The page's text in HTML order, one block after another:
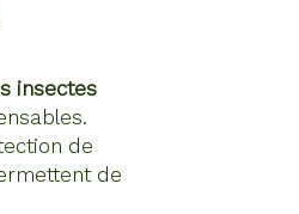
insectes
de
de